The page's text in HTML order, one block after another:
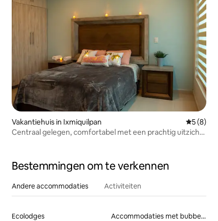
Vakantiehuis in Ixmiquilpan
5 (8)
Centraal gelegen, comfortabel met een prachtig uitzicht
Bestemmingen om te verkennen
Andere accommodaties Activiteiten
Ecolodges
Accommodaties met bubbelbad